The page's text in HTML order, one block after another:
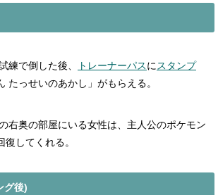
練で倒した後、
トレーナーパスにスタンプ
たっせいのあかし」がもらえる。
右奥の部屋にいる女性は、主人公のポケモン
してくれる。
グ後)